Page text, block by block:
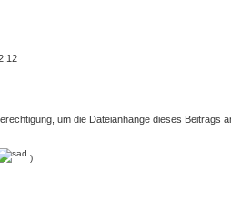
um die Dateianhänge dieses Beitrags
)